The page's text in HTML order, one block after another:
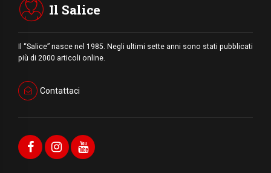
Il Salice
Il “Salice” nasce nel 1985. Negli ultimi sette anni sono stati pubblicati
più di 2000 articoli online.
Contattaci